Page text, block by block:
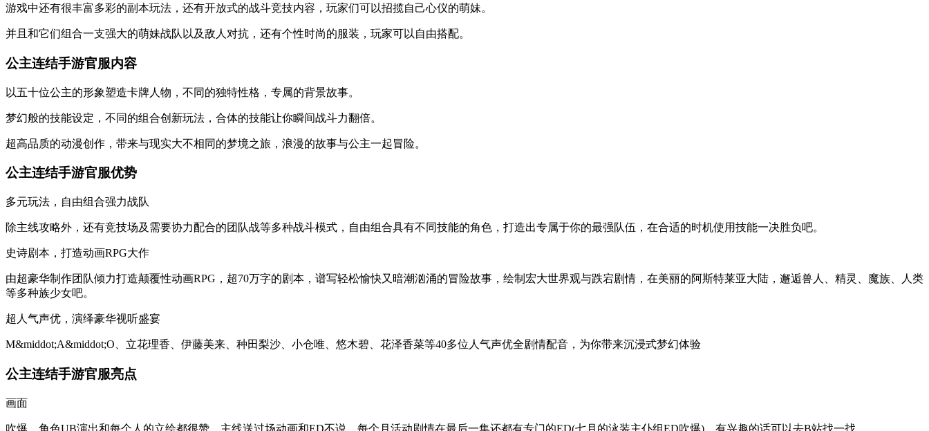
游戏中还有很丰富多彩的副本玩法，还有开放式的战斗竞技内容，玩家们可以招揽自己心仪的萌妹。
并且和它们组合一支强大的萌妹战队以及敌人对抗，还有个性时尚的服装，玩家可以自由搭配。
公主连结手游官服内容
以五十位公主的形象塑造卡牌人物，不同的独特性格，专属的背景故事。
梦幻般的技能设定，不同的组合创新玩法，合体的技能让你瞬间战斗力翻倍。
超高品质的动漫创作，带来与现实大不相同的梦境之旅，浪漫的故事与公主一起冒险。
公主连结手游官服优势
多元玩法，自由组合强力战队
除主线攻略外，还有竞技场及需要协力配合的团队战等多种战斗模式，自由组合具有不同技能的角色，打造出专属于你的最强队伍，在合适的时机使用技能一决胜负吧。
史诗剧本，打造动画RPG大作
由超豪华制作团队倾力打造颠覆性动画RPG，超70万字的剧本，谱写轻松愉快又暗潮汹涌的冒险故事，绘制宏大世界观与跌宕剧情，在美丽的阿斯特莱亚大陆，邂逅兽人、精灵、魔族、人类
等多种族少女吧。
超人气声优，演绎豪华视听盛宴
M&middot;A&middot;O、立花理香、伊藤美来、种田梨沙、小仓唯、悠木碧、花泽香菜等40多位人气声优全剧情配音，为你带来沉浸式梦幻体验
公主连结手游官服亮点
画面
吹爆，角色UB演出和每个人的立绘都很赞。主线送过场动画和ED不说，每个月活动剧情在最后一集还都有专门的ED(七月的泳装主仆组ED吹爆)，有兴趣的话可以去B站找一找。